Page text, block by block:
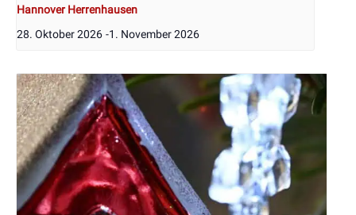
Hannover Herrenhausen
28. Oktober 2026 -1. November 2026